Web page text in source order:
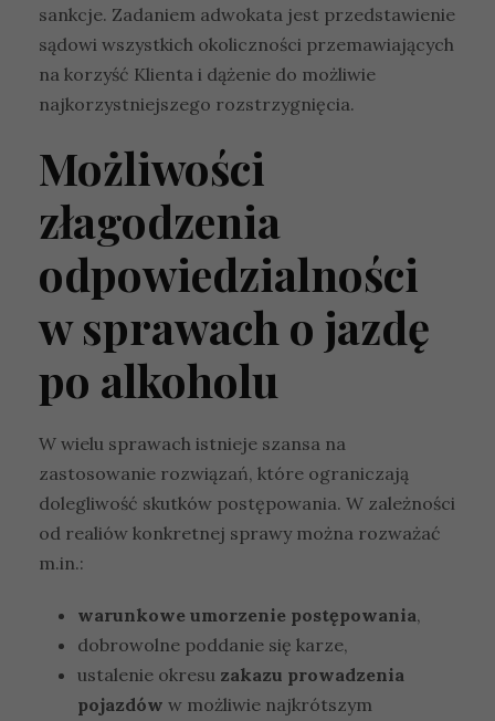
sankcje. Zadaniem adwokata jest przedstawienie
sądowi wszystkich okoliczności przemawiających
na korzyść Klienta i dążenie do możliwie
najkorzystniejszego rozstrzygnięcia.
Możliwości
złagodzenia
odpowiedzialności
w sprawach o jazdę
po alkoholu
W wielu sprawach istnieje szansa na
zastosowanie rozwiązań, które ograniczają
dolegliwość skutków postępowania. W zależności
od realiów konkretnej sprawy można rozważać
m.in.:
warunkowe umorzenie postępowania,
dobrowolne poddanie się karze,
ustalenie okresu zakazu prowadzenia
pojazdów w możliwie najkrótszym